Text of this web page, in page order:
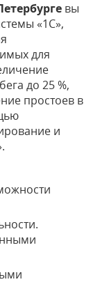
вы
«1С»,
для
до 25 %,
простоев в
и